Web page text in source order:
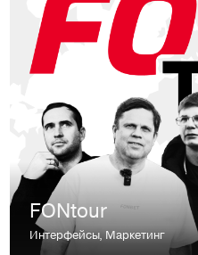
FONtour
Интерфейсы,Маркетинг